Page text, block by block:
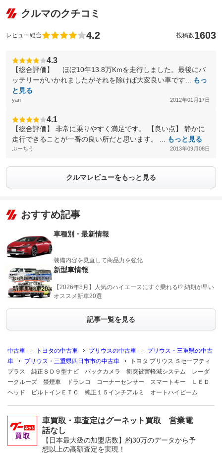
クルマのクチコミ
レビュー総合 4.2 投稿数1603
4.3
【総合評価】 ほぼ10年13.8万Kmを走行しました。最後にバ
ッテリーがいかれましたがそれを除けば大変良い車です...
もっ
と見る
yan 2012年01月17日
4.1
【総合評価】 非常に乗りやすく満足です。 【良い点】 静かに
走行できることが一番の良い所だと思います。 ...
もっと見る
ぷーちう 2013年09月08日
クルマレビューをもっと見る
おすすめ記事
車種別・最新情報
装備内容を見直して商品力を強化
新型車情報
【2026年8月】人気のハイエースにすぐ乗れる!? 納期が早い
オススメ新車20選
記事一覧を見る
中古車 トヨタの中古車 プリウスの中古車
プリウス・三重県の中古
車
プリウス・三重県四日市市の中古車
トヨタ プリウス Ｓセーフティ
プラス 純正ＳＤ９型ナビ バックカメラ 衝突被害軽減システム レーダ
ークルーズ 禁煙車 ドラレコ コーナーセンサー スマートキー ＬＥＤ
ヘッド ビルトインＥＴＣ 純正１５インチアルミ オートハイビーム
車買取・車査定はグーネット買取 営業電
話なし
【日本最大級の加盟店数】約30万のデータから予
想以上の高額査定を実現！